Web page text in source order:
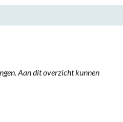
Aan dit overzicht kunnen